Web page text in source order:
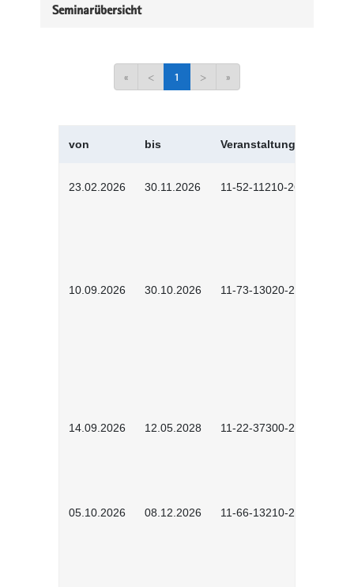
Seminarübersicht
« < 1 > »
von bis Veranstaltungskürzel
23.02.2026 30.11.2026 11-52-11210-2602
10.09.2026 30.10.2026 11-73-13020-2601
14.09.2026 12.05.2028 11-22-37300-2604
05.10.2026 08.12.2026 11-66-13210-2602